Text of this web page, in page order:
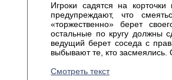
Игроки садятся на
предупреждают, что
«торжественно» берет
остальные по кругу должны
ведущий берет соседа с
выбывают те, кто
Смотреть текст